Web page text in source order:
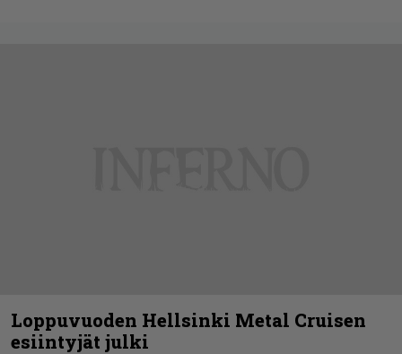
Loppuvuoden Hellsinki Metal Cruisen
esiintyjät julki